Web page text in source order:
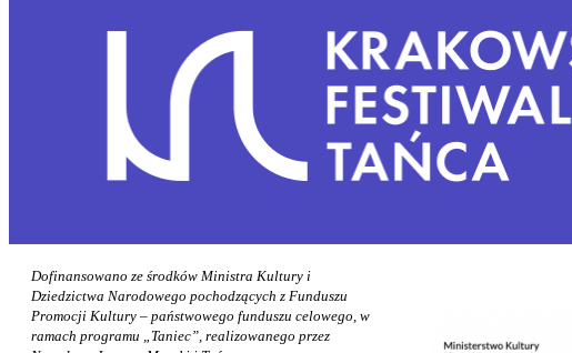
Dofinansowano ze środków Ministra Kultury i
Dziedzictwa Narodowego pochodzących z Funduszu
Promocji Kultury – państwowego funduszu celowego, w
ramach programu „Taniec”, realizowanego przez